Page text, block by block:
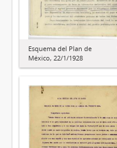
Esquema del Plan de
México, 22/1/1928